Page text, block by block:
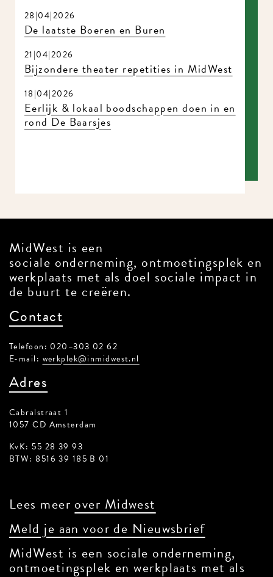
28|04|2026
De laatste Boeren en Buren
21|04|2026
Bijzondere theater repetities in MidWest
18|04|2026
Eerlijk & lokaal boodschappen doen in en
rond De Baarsjes
MidWest is een
sociale onderneming, ontmoetingsplek en
werkplaats met als doel sociale impact in
de buurt te creëren.
Contact
Telefoon: 020–303 02 62
E-mail: werkplek@inmidwest.nl
Adres
Cabralstraat 1
1057 CD Amsterdam
KvK: 55 28 39 93
BTW: 8516 39 185 B 01
Lees meer over Midwest
Meld je aan voor de Nieuwsbrief
MidWest is een sociale onderneming,
ontmoetingsplek en werkplaats met als